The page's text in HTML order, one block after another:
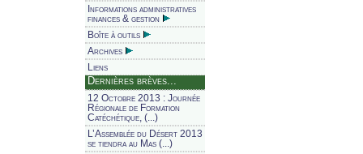
Informations administratives
finances & gestion
Boîte à outils
Archives
Liens
Dernières brèves...
12 Octobre 2013 : Journée
Régionale de Formation
Catéchétique, (...)
L’Assemblée du Désert 2013
se tiendra au Mas (...)